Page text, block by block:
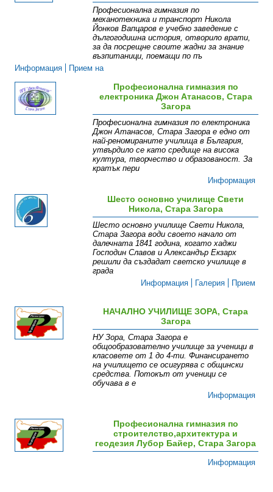
Професионална гимназия по
механотехника и транспорт Никола
Йонков Вапцаров е учебно заведение с
дългогодишна история, отворило врати,
за да посрещне своите жадни за знание
възпитаници, поемащи по пъ
Информация
Прием на
Професионална гимназия по
електроника Джон Атанасов, Стара
Загора
Професионална гимназия по електроника
Джон Атанасов, Стара Загора е едно от
най-реномираните училища в България,
утвърдило се като средище на висока
култура, творчество и образованост. За
кратък пери
Информация
Шесто основно училище Свети
Никола, Стара Загора
Шесто основно училище Свети Никола,
Стара Загора води своето начало от
далечната 1841 година, когато хаджи
Господин Славов и Александър Екзарх
решили да създадат светско училище в
града
Информация
Галерия Прием
НАЧАЛНО УЧИЛИЩЕ ЗОРА, Стара
Загора
НУ Зора, Стара Загора е
общообразователно училище за ученици в
класовете от 1 до 4-ти. Финансирането
на училището се осигурява с общински
средства. Потокът от ученици се
обучава в е
Информация
Професионална гимназия по
строителство,архитектура и
геодезия Лубор Байер, Стара Загора
Информация